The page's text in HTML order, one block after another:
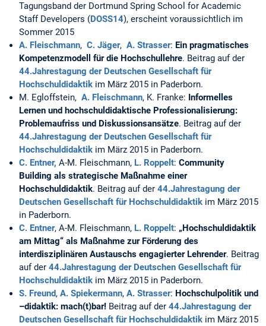
Tagungsband der Dortmund Spring School for Academic
Staff Developers (DOSS14), erscheint voraussichtlich im
Sommer 2015
A. Fleischmann, C. Jäger, A. Strasser: Ein pragmatisches
Kompetenzmodell für die Hochschullehre. Beitrag auf der
44.Jahrestagung der Deutschen Gesellschaft für
Hochschuldidaktik im März 2015 in Paderborn.
M. Egloffstein, A. Fleischmann, K. Franke: Informelles
Lernen und hochschuldidaktische Professionalisierung:
Problemaufriss und Diskussionsansätze. Beitrag auf der
44.Jahrestagung der Deutschen Gesellschaft für
Hochschuldidaktik im März 2015 in Paderborn.
C. Entner, A-M. Fleischmann, L. Roppelt: Community
Building als strategische Maßnahme einer
Hochschuldidaktik. Beitrag auf der 44.Jahrestagung der
Deutschen Gesellschaft für Hochschuldidaktik im März 2015
in Paderborn.
C. Entner, A-M. Fleischmann, L. Roppelt: „Hochschuldidaktik
am Mittag“ als Maßnahme zur Förderung des
interdisziplinären Austauschs engagierter Lehrender. Beitrag
auf der 44.Jahrestagung der Deutschen Gesellschaft für
Hochschuldidaktik im März 2015 in Paderborn.
S. Freund, A. Spiekermann, A. Strasser: Hochschulpolitik und
–didaktik: mach(t)bar! Beitrag auf der 44.Jahrestagung der
Deutschen Gesellschaft für Hochschuldidaktik im März 2015